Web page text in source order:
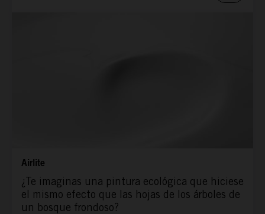
Airlite
¿Te imaginas una pintura ecológica que hiciese
el mismo efecto que las hojas de los árboles de
un bosque frondoso?